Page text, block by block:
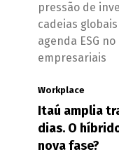
pressão de
cadeias
agenda ESG
empresariais
Workplace
Itaú amplia
dias. O
nova fase?